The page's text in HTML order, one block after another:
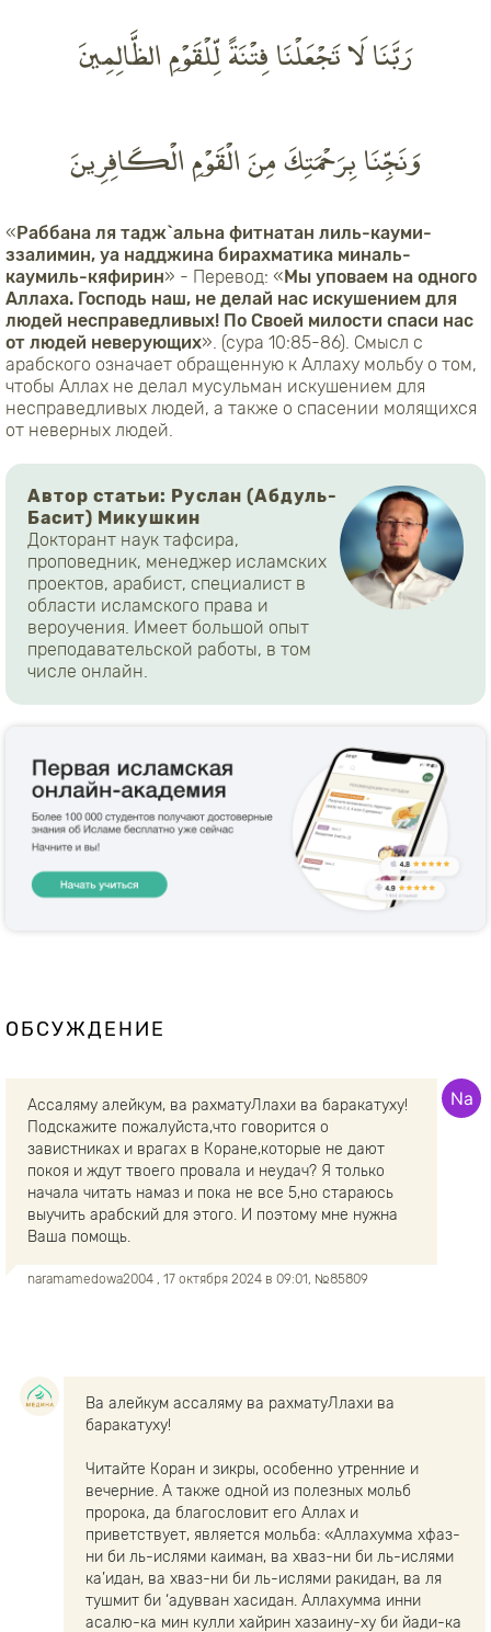
رَبَّنَا لَا تَجْعَلْنَا فِتْنَةً لِّلْقَوْمِ الظَّالِمِينَ
وَنَجِّنَا بِرَحْمَتِكَ مِنَ الْقَوْمِ الْكَافِرِينَ
«Раббана ля тадж`альна фитнатан лиль-кауми-
ззалимин, уа надджина бирахматика миналь-
каумиль-кяфирин» - Перевод: «Мы уповаем на одного
Аллаха. Господь наш, не делай нас искушением для
людей несправедливых! По Своей милости спаси нас
от людей неверующих». (сура 10:85-86). Смысл с
арабского означает обращенную к Аллаху мольбу о том,
чтобы Аллах не делал мусульман искушением для
несправедливых людей, а также о спасении молящихся
от неверных людей.
Автор статьи: Руслан (Абдуль-
Басит) Микушкин
Докторант наук тафсира,
проповедник, менеджер исламских
проектов, арабист, специалист в
области исламского права и
вероучения. Имеет большой опыт
преподавательской работы, в том
числе онлайн.
ОБСУЖДЕНИЕ
Ассаляму алейкум, ва рахматуЛлахи ва баракатуху!
Подскажите пожалуйста,что говорится о
завистниках и врагах в Коране,которые не дают
покоя и ждут твоего провала и неудач? Я только
начала читать намаз и пока не все 5,но стараюсь
выучить арабский для этого. И поэтому мне нужна
Ваша помощь.
naramamedowa2004 , 17 октября 2024 в 09:01, №85809
Ва алейкум ассаляму ва рахматуЛлахи ва
баракатуху!
Читайте Коран и зикры, особенно утренние и
вечерние. А также одной из полезных мольб
пророка, да благословит его Аллах и
приветствует, является мольба: «Аллахумма хфаз-
ни би ль-ислями каиман, ва хваз-ни би ль-ислями
ка’идан, ва хваз-ни би ль-ислями ракидан, ва ля
тушмит би ‘адувван хасидан. Аллахумма инни
асалю-ка мин кулли хайрин хазаину-ху би йади-ка